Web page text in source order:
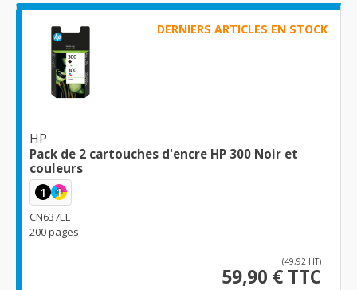
DERNIERS ARTICLES EN STOCK
HP
Pack de 2 cartouches d'encre HP 300 Noir et
couleurs
1 1
CN637EE
200 pages
(49,92 HT)
59,90 € TTC